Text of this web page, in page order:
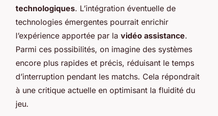
technologiques. L’intégration éventuelle de
technologies émergentes pourrait enrichir
l’expérience apportée par la vidéo assistance.
Parmi ces possibilités, on imagine des systèmes
encore plus rapides et précis, réduisant le temps
d’interruption pendant les matchs. Cela répondrait
à une critique actuelle en optimisant la fluidité du
jeu.